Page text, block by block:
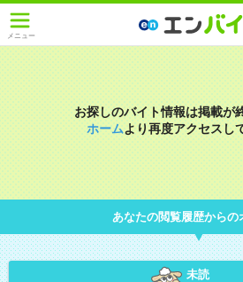
メニュー
お探しのバイト情報は掲載が
ホームより再度アクセスし
あなたの閲覧履歴からの
未読